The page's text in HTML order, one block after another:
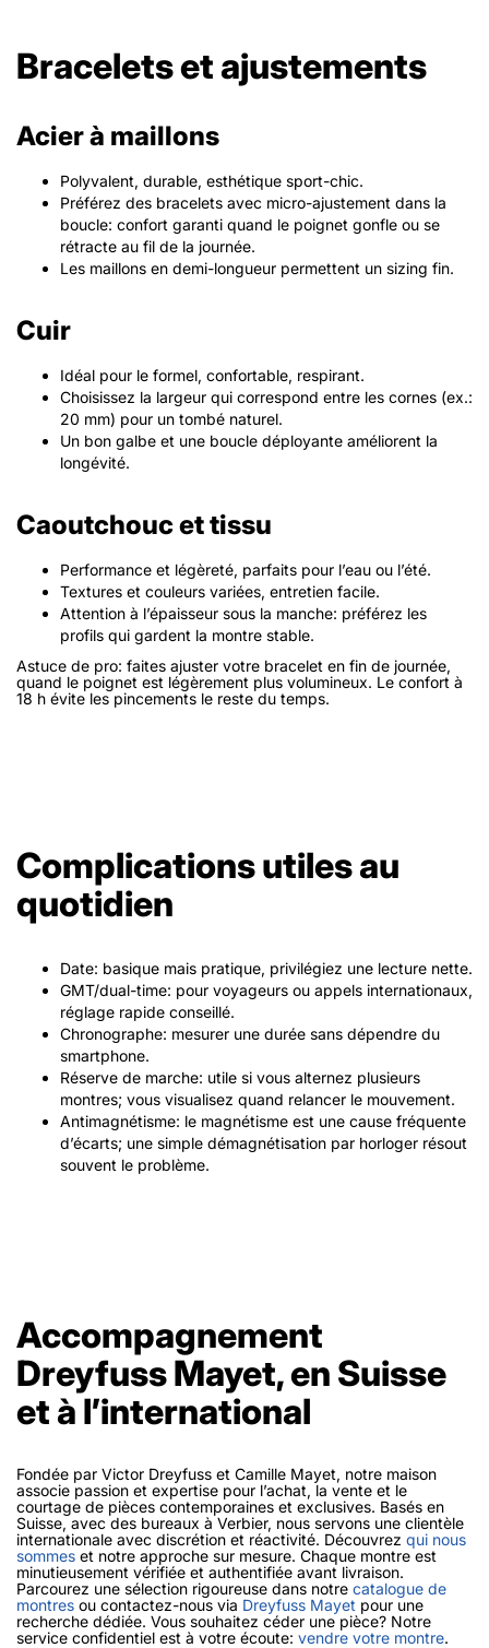
Bracelets et ajustements
Acier à maillons
Polyvalent, durable, esthétique sport-chic.
Préférez des bracelets avec micro-ajustement dans la
boucle: confort garanti quand le poignet gonfle ou se
rétracte au fil de la journée.
Les maillons en demi-longueur permettent un sizing fin.
Cuir
Idéal pour le formel, confortable, respirant.
Choisissez la largeur qui correspond entre les cornes (ex.:
20 mm) pour un tombé naturel.
Un bon galbe et une boucle déployante améliorent la
longévité.
Caoutchouc et tissu
Performance et légèreté, parfaits pour l’eau ou l’été.
Textures et couleurs variées, entretien facile.
Attention à l’épaisseur sous la manche: préférez les
profils qui gardent la montre stable.
Astuce de pro: faites ajuster votre bracelet en fin de journée,
quand le poignet est légèrement plus volumineux. Le confort à
18 h évite les pincements le reste du temps.
Complications utiles au
quotidien
Date: basique mais pratique, privilégiez une lecture nette.
GMT/dual-time: pour voyageurs ou appels internationaux,
réglage rapide conseillé.
Chronographe: mesurer une durée sans dépendre du
smartphone.
Réserve de marche: utile si vous alternez plusieurs
montres; vous visualisez quand relancer le mouvement.
Antimagnétisme: le magnétisme est une cause fréquente
d’écarts; une simple démagnétisation par horloger résout
souvent le problème.
Accompagnement
Dreyfuss Mayet, en Suisse
et à l’international
Fondée par Victor Dreyfuss et Camille Mayet, notre maison
associe passion et expertise pour l’achat, la vente et le
courtage de pièces contemporaines et exclusives. Basés en
Suisse, avec des bureaux à Verbier, nous servons une clientèle
internationale avec discrétion et réactivité. Découvrez qui nous
sommes et notre approche sur mesure. Chaque montre est
minutieusement vérifiée et authentifiée avant livraison.
Parcourez une sélection rigoureuse dans notre catalogue de
montres ou contactez-nous via Dreyfuss Mayet pour une
recherche dédiée. Vous souhaitez céder une pièce? Notre
service confidentiel est à votre écoute: vendre votre montre.